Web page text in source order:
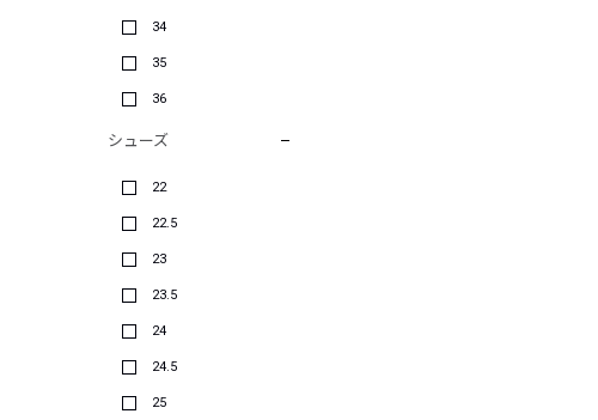
34
35
36
シューズ
22
22.5
23
23.5
24
24.5
25